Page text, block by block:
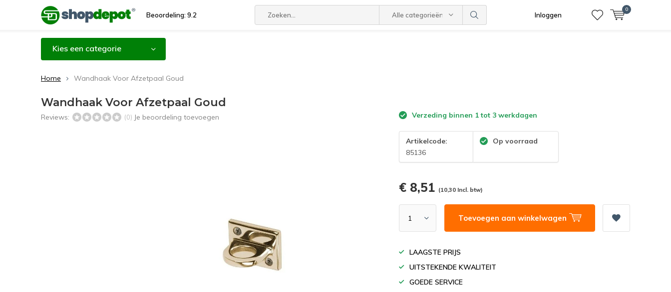
Beoordeling: 9.2 Alle categorieën Inloggen
0
Kies een categorie
Home Wandhaak Voor Afzetpaal Goud
Wandhaak Voor Afzetpaal Goud
Reviews: (0) Je beoordeling toevoegen Verzeding binnen 1 tot 3 werkdagen
Artikelcode:
85136
Op voorraad
€ 8,51 (10,30 Incl. btw)
Toevoegen aan winkelwagen
LAAGSTE PRIJS
UITSTEKENDE KWALITEIT
GOEDE SERVICE